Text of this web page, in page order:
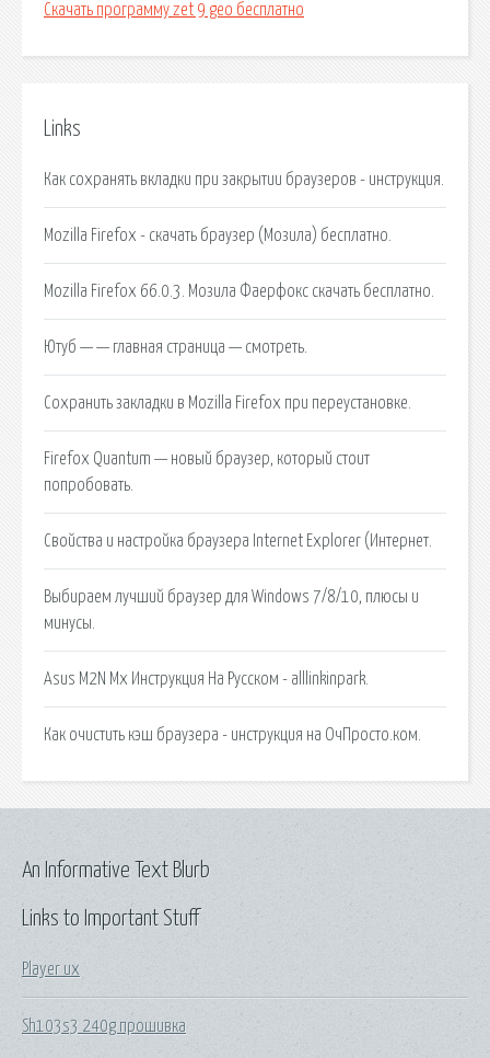
Скачать программу zet 9 geo бесплатно
Links
Как сохранять вкладки при закрытии браузеров - инструкция.
Mozilla Firefox - скачать браузер (Мозила) бесплатно.
Mozilla Firefox 66.0.3. Мозила Фаерфокс скачать бесплатно.
Ютуб — — главная страница — смотреть.
Сохранить закладки в Mozilla Firefox при переустановке.
Firefox Quantum — новый браузер, который стоит
попробовать.
Свойства и настройка браузера Internet Explorer (Интернет.
Выбираем лучший браузер для Windows 7/8/10, плюсы и
минусы.
Asus M2N Mx Инструкция На Русском - alllinkinpark.
Как очистить кэш браузера - инструкция на ОчПросто.ком.
Links to Important Stuff
Player ux
Sh103s3 240g прошивка
An Informative Text Blurb